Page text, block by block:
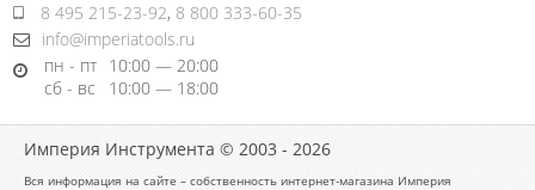
8 495 215-23-92, 8 800 333-60-35
info@imperiatools.ru
пн - пт 10:00 — 20:00
сб - вс
10:00 — 18:00
Империя Инструмента © 2003 - 2026
Вся информация на сайте – собственность интернет-магазина Империя